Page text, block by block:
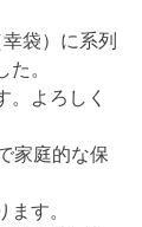
袋）に系列
。
。よろしく
家庭的な保
ます。